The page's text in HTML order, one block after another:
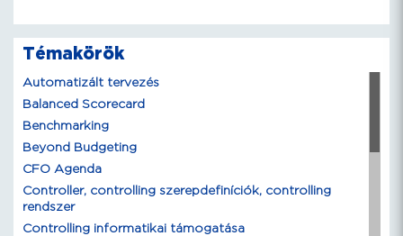
Témakörök
Automatizált tervezés
Balanced Scorecard
Benchmarking
Beyond Budgeting
CFO Agenda
Controller, controlling szerepdefiníciók, controlling
rendszer
Controlling informatikai támogatása